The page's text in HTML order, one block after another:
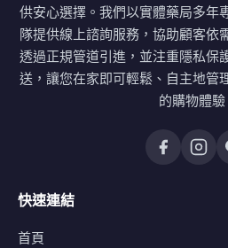
供安心選擇。我們以實體藥局多年
隊提供線上諮詢服務，協助顧客依
透過正規管道引進，並注重隱私保
送，讓您在家即可輕鬆、自主地管
的購物體驗
快速連結
首頁